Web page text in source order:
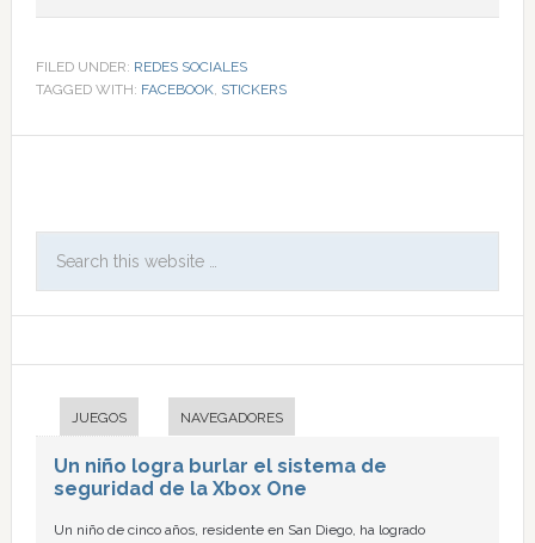
FILED UNDER: REDES SOCIALES
TAGGED WITH: FACEBOOK, STICKERS
JUEGOS NAVEGADORES
Un niño logra burlar el sistema de
seguridad de la Xbox One
Un niño de cinco años, residente en San Diego, ha logrado